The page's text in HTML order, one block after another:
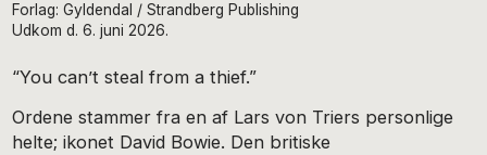
Forlag: Gyldendal / Strandberg Publishing
Udkom d. 6. juni 2026.
“You can’t steal from a thief.”
Ordene stammer fra en af Lars von Triers personlige
helte; ikonet David Bowie. Den britiske